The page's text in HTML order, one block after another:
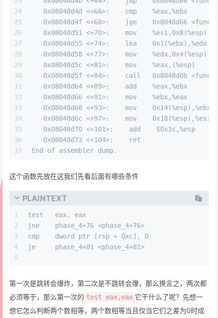
24
25
26
27
28
29
30
31
32
33
34
35
36
37
   0x08048d4d <+66>:    cmp    %eax,%ebx
0x08048d4f <+68>:    jge    0x8048d66
   0x08048d51 <+70>:    mov    %esi,0x8(%esp)
   0x08048d55 <+74>:    lea    0x1(%ebx),%edx
   0x08048d58 <+77>:    mov    %edx,0x4(%esp)
   0x08048d5c <+81>:    mov    %eax,(%esp)
   0x08048d5f <+84>:    call   0x8048d0b <func4>
   0x08048d64 <+89>:    add    %eax,%ebx
   0x08048d66 <+91>:    mov    %ebx,%eax
   0x08048d68 <+93>:    mov    0x14(%esp),%ebx
   0x08048d6c <+97>:    mov    0x18(%esp),%esi
   0x08048d70 <+101>:    add    $0x1c,%esp
   0x08048d73 <+104>:    ret
End of assembler dump.
这个函数先放在这我们先看后面有哪些条件
PLAINTEXT
1
2
3
4
5
test   eax, eax
jne    phase_4+76 <phase_4+76>
cmp    dword ptr [rsp + 0xc], 0
je     phase_4+81 <phase_4+81>
第一次是跳转会爆炸，第二次是不跳转会爆，那么换言之，两次都
必须等于，那么第一次的 test eax,eax 它干什么了呢？先想一
想它怎么判断两个数相等，两个数相等当且仅当它们之差为0时成